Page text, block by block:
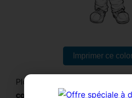
Imprimer ce
Plongez dans l’univers des
coloriage kawaiireprésentant